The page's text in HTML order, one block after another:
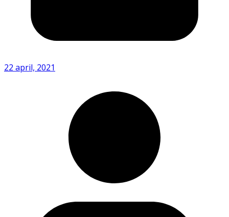
22 april, 2021